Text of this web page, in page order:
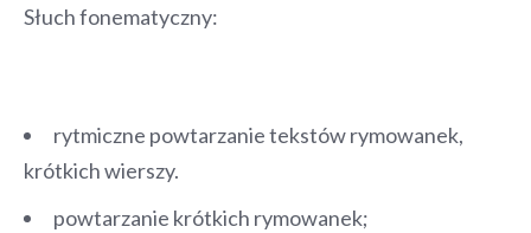
Słuch fonematyczny:
rytmiczne powtarzanie tekstów rymowanek,
krótkich wierszy.
powtarzanie krótkich rymowanek;